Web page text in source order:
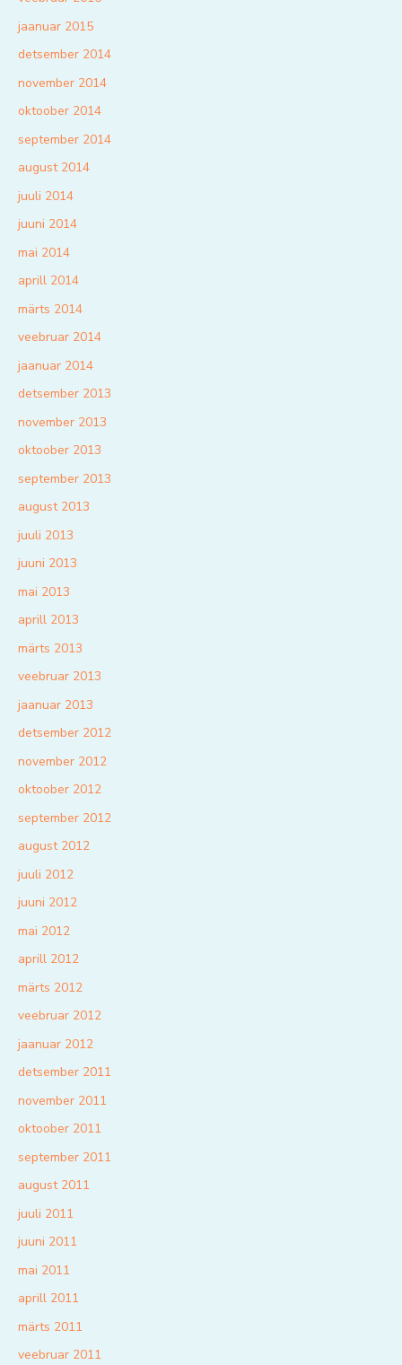
jaanuar 2015
detsember 2014
november 2014
oktoober 2014
september 2014
august 2014
juuli 2014
juuni 2014
mai 2014
aprill 2014
märts 2014
veebruar 2014
jaanuar 2014
detsember 2013
november 2013
oktoober 2013
september 2013
august 2013
juuli 2013
juuni 2013
mai 2013
aprill 2013
märts 2013
veebruar 2013
jaanuar 2013
detsember 2012
november 2012
oktoober 2012
september 2012
august 2012
juuli 2012
juuni 2012
mai 2012
aprill 2012
märts 2012
veebruar 2012
jaanuar 2012
detsember 2011
november 2011
oktoober 2011
september 2011
august 2011
juuli 2011
juuni 2011
mai 2011
aprill 2011
märts 2011
veebruar 2011